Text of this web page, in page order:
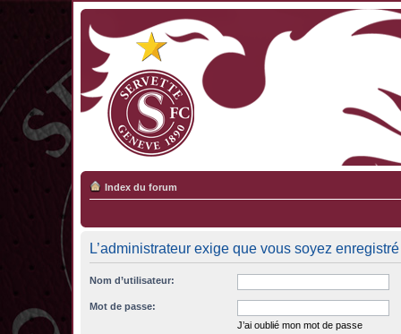
Index du forum
L’administrateur exige que vous soyez
Nom d’utilisateur:
Mot de passe:
J’ai oublié mon mot de passe